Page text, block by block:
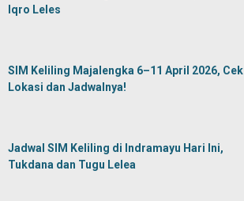
Iqro Leles
SIM Keliling Majalengka 6–11 April 2026, Cek
Lokasi dan Jadwalnya!
Jadwal SIM Keliling di Indramayu Hari Ini,
Tukdana dan Tugu Lelea